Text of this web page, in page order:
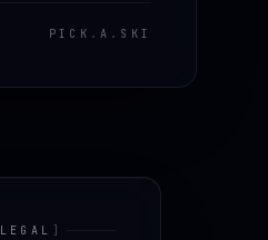
PICK . A . SKI
LEGAL ]